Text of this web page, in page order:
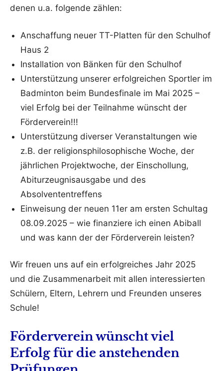
denen u.a. folgende zählen:
Anschaffung neuer TT-Platten für den Schulhof
Haus 2
Installation von Bänken für den Schulhof
Unterstützung unserer erfolgreichen Sportler im
Badminton beim Bundesfinale im Mai 2025 –
viel Erfolg bei der Teilnahme wünscht der
Förderverein!!!
Unterstützung diverser Veranstaltungen wie
z.B. der religionsphilosophische Woche, der
jährlichen Projektwoche, der Einschollung,
Abiturzeugnisausgabe und des
Absolvententreffens
Einweisung der neuen 11er am ersten Schultag
08.09.2025 – wie finanziere ich einen Abiball
und was kann der der Förderverein leisten?
Wir freuen uns auf ein erfolgreiches Jahr 2025
und die Zusammenarbeit mit allen interessierten
Schülern, Eltern, Lehrern und Freunden unseres
Schule!
Förderverein wünscht viel
Erfolg für die anstehenden